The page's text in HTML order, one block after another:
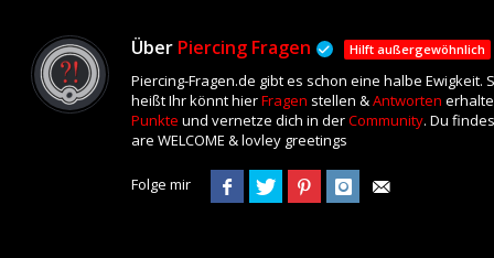
Über Piercing Fragen Hilft außergewöhnlich
Piercing-Fragen.de gibt es schon eine halbe
heißt Ihr könnt hierFragen stellen &Antworten
Punkte und vernetze dich in derCommunity. Du
are WELCOME & lovley greetings
Folge mir